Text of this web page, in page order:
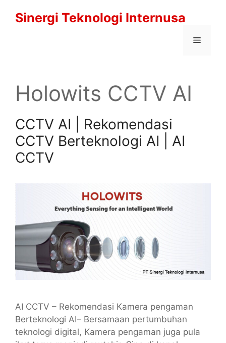
Sinergi Teknologi Internusa
Menu
Holowits CCTV AI
CCTV AI | Rekomendasi
CCTV Berteknologi AI | AI
CCTV
AI CCTV – Rekomendasi Kamera pengaman
Berteknologi AI– Bersamaan pertumbuhan
teknologi digital, Kamera pengaman juga pula